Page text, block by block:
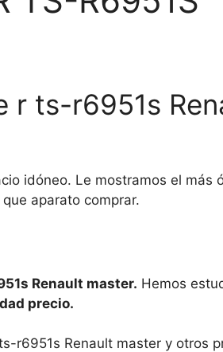
r ts-r6951s
idóneo. Le mostramos el más
aparato comprar.
Renault master. Hemos
precio.
r6951s Renault master y otros